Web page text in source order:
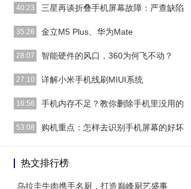
40:23 三星再谈折叠手机屏幕故障：严查缺陷
吴海艳44本文共计1053个字，预计阅读时长需要3分
35:26 金立M5 Plus、华为Mate
金立M5 Plus和华为Mate 8，两款最新6英寸旗舰机大比
28:07 智能硬件的风口，360为何飞不动？
最近在虎嗅网上看到一篇很有意思的消息，《你算过360
27:10 详解小米手机线刷MIUI系统
作为使用频率和赞誉度最高的国产手机操作系统--小米的
16:56 手机内存不足？教你删除手机里没用的
各种应用APP也越下越多，手机内存越来越紧张，一段时
53:08 购机重点：怎样去识别手机屏幕的好坏
手机屏幕的标准，这也
热文排行榜
乌拉圭牛肉携手名厨，打造巅峰厨艺盛事